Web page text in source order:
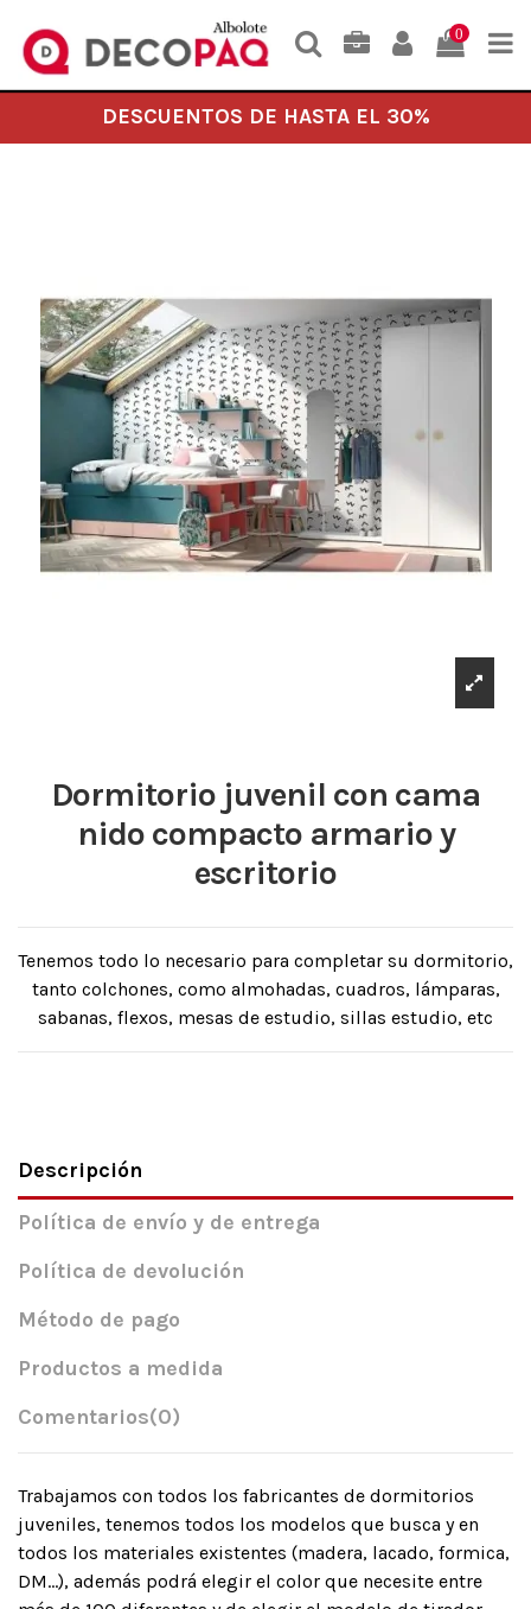
0
DESCUENTOS DE HASTA EL 30%
Dormitorio juvenil con cama
nido compacto armario y
escritorio
Tenemos todo lo necesario para completar su dormitorio,
tanto colchones, como almohadas, cuadros, lámparas,
sabanas, flexos, mesas de estudio, sillas estudio, etc
Descripción
Política de envío y de entrega
Política de devolución
Método de pago
Productos a medida
Comentarios(0)
Trabajamos con todos los fabricantes de dormitorios
juveniles, tenemos todos los modelos que busca y en
todos los materiales existentes (madera, lacado, formica,
DM…), además podrá elegir el color que necesite entre